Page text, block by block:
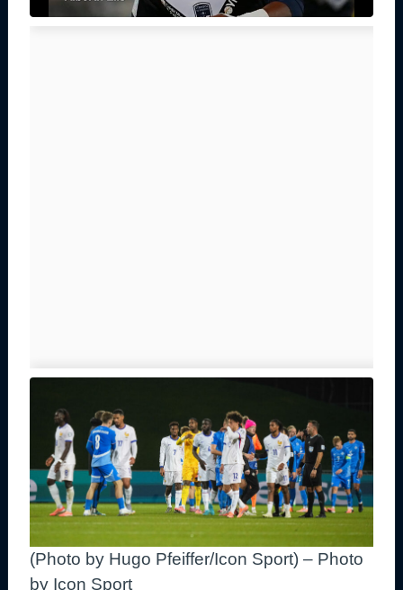
(Photo by Hugo Pfeiffer/Icon Sport) – Photo
by Icon Sport